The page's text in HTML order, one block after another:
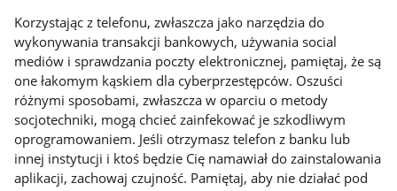
Korzystając z telefonu, zwłaszcza jako narzędzia do
wykonywania transakcji bankowych, używania social
mediów i sprawdzania poczty elektronicznej, pamiętaj, że są
one łakomym kąskiem dla cyberprzestępców. Oszuści
różnymi sposobami, zwłaszcza w oparciu o metody
socjotechniki, mogą chcieć zainfekować je szkodliwym
oprogramowaniem. Jeśli otrzymasz telefon z banku lub
innej instytucji i ktoś będzie Cię namawiał do zainstalowania
aplikacji, zachowaj czujność. Pamiętaj, aby nie działać pod